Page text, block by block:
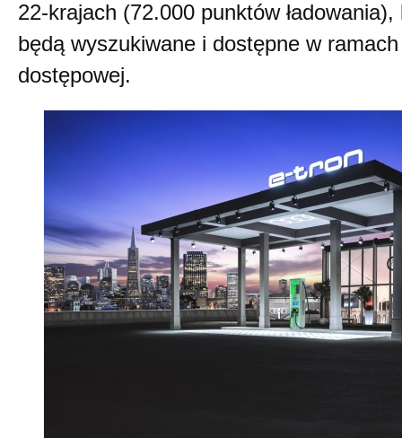
22-krajach (72.000 punktów
będą wyszukiwane i dostępne w
dostępowej.